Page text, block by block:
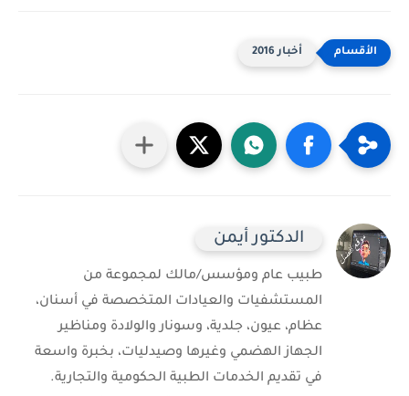
أخبار 2016
الدكتور أيمن
طبيب عام ومؤسس/مالك لمجموعة من
المستشفيات والعيادات المتخصصة في أسنان،
عظام، عيون، جلدية، وسونار والولادة ومناظير
الجهاز الهضمي وغيرها وصيدليات، بخبرة واسعة
في تقديم الخدمات الطبية الحكومية والتجارية.